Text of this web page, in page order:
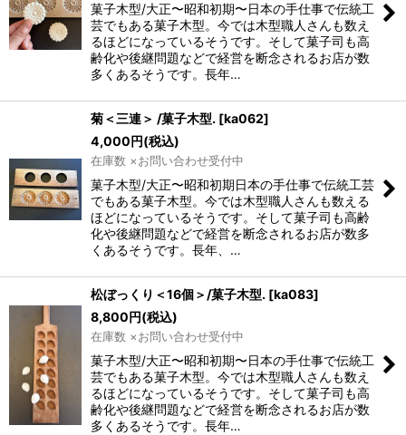
菓子木型/大正〜昭和初期〜日本の手仕事で伝統工
芸でもある菓子木型。今では木型職人さんも数え
るほどになっているそうです。そして菓子司も高
齢化や後継問題などで経営を断念されるお店が数
多くあるそうです。長年…
菊＜三連＞ /菓子木型. [ka062]
4,000円(税込)
在庫数 ×お問い合わせ受付中
菓子木型/大正〜昭和初期日本の手仕事で伝統工芸
でもある菓子木型。今では木型職人さんも数える
ほどになっているそうです。そして菓子司も高齢
化や後継問題などで経営を断念されるお店が数多
くあるそうです。長年、…
松ぼっくり＜16個＞/菓子木型. [ka083]
8,800円(税込)
在庫数 ×お問い合わせ受付中
菓子木型/大正〜昭和初期〜日本の手仕事で伝統工
芸でもある菓子木型。今では木型職人さんも数え
るほどになっているそうです。そして菓子司も高
齢化や後継問題などで経営を断念されるお店が数
多くあるそうです。長年…